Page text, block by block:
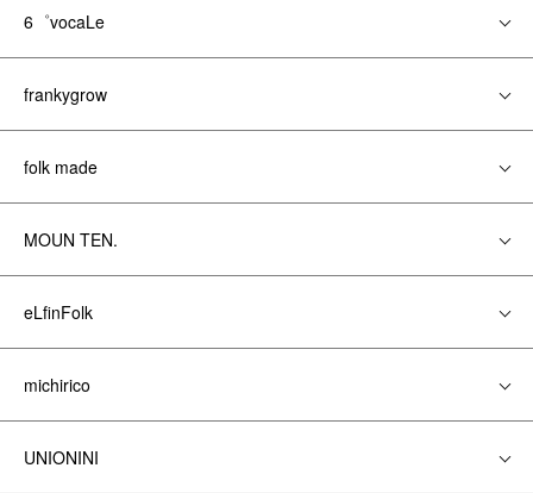
6゜vocaLe
frankygrow
folk made
MOUN TEN.
eLfinFolk
michirico
UNIONINI